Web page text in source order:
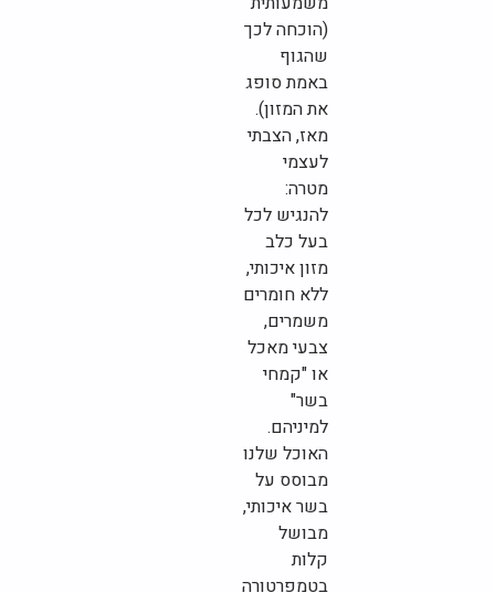
(הוכחה לכך
שהגוף
באמת סופג
את המזון).
מאז, הצבתי
לעצמי
מטרה:
להנגיש לכל
בעל כלב
מזון איכותי,
ללא חומרים
משמרים,
צבעי מאכל
או "קמחי
בשר"
למיניהם.
האוכל שלנו
מבוסס על
בשר איכותי,
מבושל
קלות
בטמפרטורה